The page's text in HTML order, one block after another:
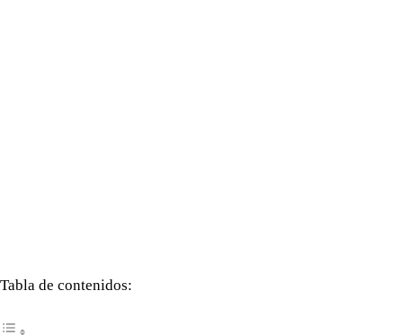
Tabla de contenidos: